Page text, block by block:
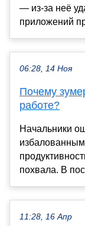
— из-за неё
приложений
06:28, 14 Ноя
Почему
работе?
Начальники
похвала. В
11:28, 16 Апр